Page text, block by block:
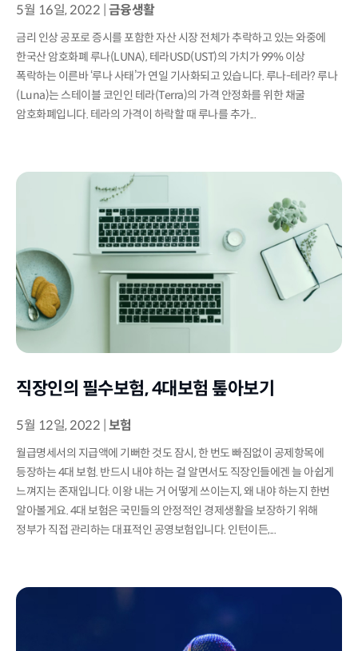
5월 16일, 2022 |금융생활
금리 인상 공포로 증시를 포함한 자산 시장 전체가 추락하고 있는 와중에
한국산 암호화폐 루나(LUNA), 테라USD(UST)의 가치가 99% 이상
폭락하는 이른바 ‘루나 사태’가 연일 기사화되고 있습니다. 루나-테라? 루나
(Luna)는 스테이블 코인인 테라(Terra)의 가격 안정화를 위한 채굴
암호화폐입니다. 테라의 가격이 하락할 때 루나를 추가...
직장인의 필수보험, 4대보험 톺아보기
5월 12일, 2022 |보험
월급명세서의 지급액에 기뻐한 것도 잠시, 한 번도 빠짐없이 공제항목에
등장하는 4대 보험. 반드시 내야 하는 걸 알면서도 직장인들에겐 늘 아쉽게
느껴지는 존재입니다. 이왕 내는 거 어떻게 쓰이는지, 왜 내야 하는지 한번
알아볼게요. 4대 보험은 국민들의 안정적인 경제생활을 보장하기 위해
정부가 직접 관리하는 대표적인 공영보험입니다. 인턴이든,...